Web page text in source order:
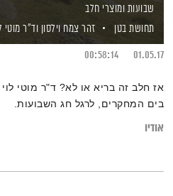
שבועות ומוצרי חלב
תחושת בטן
זהר צמח וילסון וד"ר מוטי
01.05.17
00:58:14
אז חלב זה בריא או לא? ד"ר מוטי
בים המחקרים, לרגל חג השבועות.
אודיו